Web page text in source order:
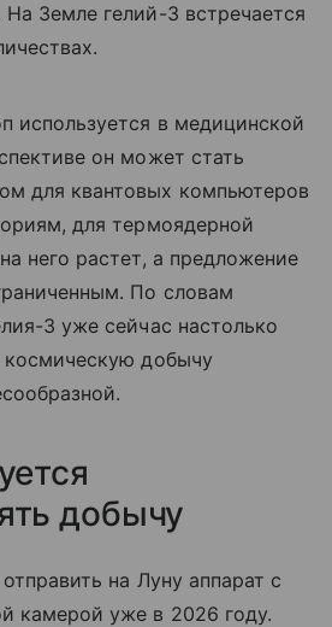
Земле гелий-3 встречается
используется в медицинской
он может стать
для квантовых компьютеров
для термоядерной
него растет, а предложение
По словам
3 уже сейчас настолько
космическую добычу
добычу
на Луну аппарат с
камерой уже в 2026 году.